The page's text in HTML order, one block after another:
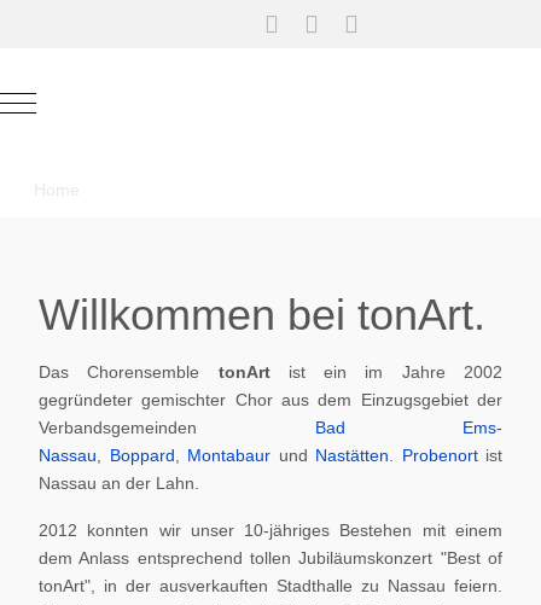
Mobile Menu Toggle
Home
Willkommen bei tonArt.
Das Chorensemble tonArt ist ein im Jahre 2002
gegründeter gemischter Chor aus dem Einzugsgebiet der
Verbandsgemeinden Bad Ems-
Nassau
Boppard Montabaur und Nastätten Probenortist
Nassau an der Lahn.
2012 konnten wir unser 10-jähriges Bestehen mit einem
dem Anlass entsprechend tollen Jubiläumskonzert "Best of
tonArt", in der ausverkauften Stadthalle zu Nassau feiern.